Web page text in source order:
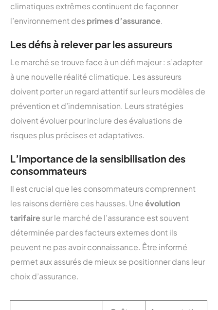
climatiques extrêmes continuent de façonner
l’environnement desprimes d’assurance.
Les défis à relever par les assureurs
Le marché se trouve face à un défi majeur : s’adapter
à une nouvelle réalité climatique. Les assureurs
doivent porter un regard attentif sur leurs modèles de
prévention et d’indemnisation. Leurs stratégies
doivent évoluer pour inclure des évaluations de
risques plus précises et adaptatives.
L’importance de la sensibilisation des
consommateurs
Il est crucial que les consommateurs comprennent
les raisons derrière ces hausses. Uneévolution
tarifaire sur le marché de l’assurance est souvent
déterminée par des facteurs externes dont ils
peuvent ne pas avoir connaissance. Être informé
permet aux assurés de mieux se positionner dans leur
choix d’assurance.